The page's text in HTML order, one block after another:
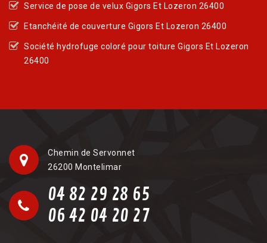
Service de pose de velux Gigors Et Lozeron 26400
Etanchéité de couverture Gigors Et Lozeron 26400
Société hydrofuge coloré pour toiture Gigors Et Lozeron
26400
Chemin de Servonnet
26200 Montelimar
04 82 29 28 65
06 42 04 20 27